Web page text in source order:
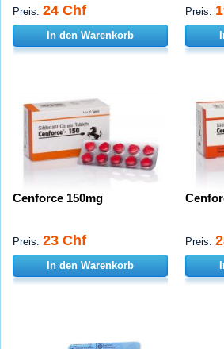
Preis: 24 Chf
In den Warenkorb
Preis:
Cenforce 150mg
Preis: 23 Chf
In den Warenkorb
Preis: